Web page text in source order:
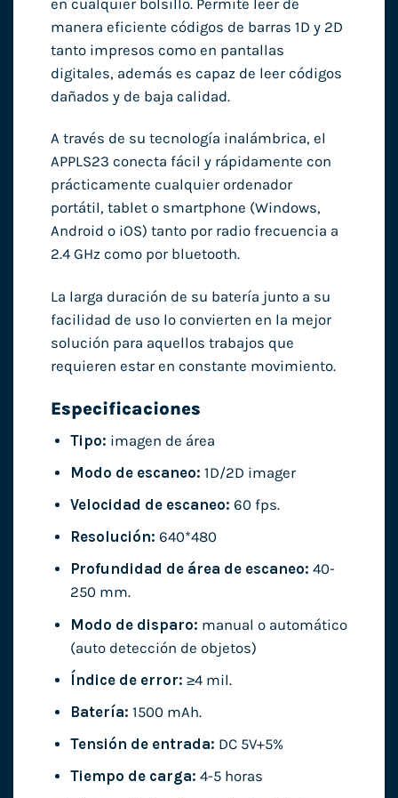
en cualquier bolsillo. Permite leer de
manera eficiente códigos de barras 1D y 2D
tanto impresos como en pantallas
digitales, además es capaz de leer códigos
dañados y de baja calidad.
A través de su tecnología inalámbrica, el
APPLS23 conecta fácil y rápidamente con
prácticamente cualquier ordenador
portátil, tablet o smartphone (Windows,
Android o iOS) tanto por radio frecuencia a
2.4 GHz como por bluetooth.
La larga duración de su batería junto a su
facilidad de uso lo convierten en la mejor
solución para aquellos trabajos que
requieren estar en constante movimiento.
Especificaciones
Tipo: imagen de área
Modo de escaneo: 1D/2D imager
Velocidad de escaneo: 60 fps.
Resolución: 640*480
Profundidad de área de escaneo: 40-
250 mm.
Modo de disparo: manual o automático
(auto detección de objetos)
Índice de error: ≥4 mil.
Batería: 1500 mAh.
Tensión de entrada: DC 5V+5%
Tiempo de carga: 4-5 horas